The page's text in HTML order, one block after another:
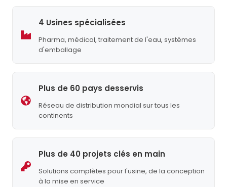
4 Usines spécialisées
Pharma, médical, traitement de l'eau, systèmes
d'emballage
Plus de 60 pays desservis
Réseau de distribution mondial sur tous les
continents
Plus de 40 projets clés en main
Solutions complètes pour l'usine, de la conception
à la mise en service